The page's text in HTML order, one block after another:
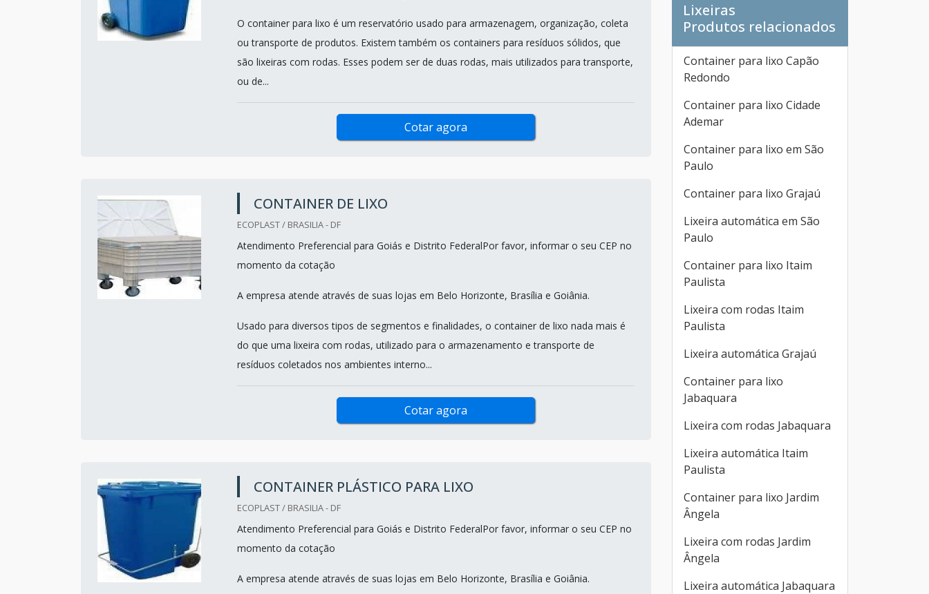
O container para lixo é um reservatório usado para armazenagem, organização, coleta
ou transporte de produtos. Existem também os containers para resíduos sólidos, que
são lixeiras com rodas. Esses podem ser de duas rodas, mais utilizados para transporte,
ou de...
Cotar agora
CONTAINER DE LIXO
ECOPLAST / BRASILIA - DF
Atendimento Preferencial para Goiás e Distrito FederalPor favor, informar o seu CEP no
momento da cotação
A empresa atende através de suas lojas em Belo Horizonte, Brasília e Goiânia.
Usado para diversos tipos de segmentos e finalidades, o container de lixo nada mais é
do que uma lixeira com rodas, utilizado para o armazenamento e transporte de
resíduos coletados nos ambientes interno...
Cotar agora
CONTAINER PLÁSTICO PARA LIXO
ECOPLAST / BRASILIA - DF
Atendimento Preferencial para Goiás e Distrito FederalPor favor, informar o seu CEP no
momento da cotação
A empresa atende através de suas lojas em Belo Horizonte, Brasília e Goiânia.
Lixeiras
Produtos relacionados
Container para lixo Capão
Redondo
Container para lixo Cidade
Ademar
Container para lixo em São
Paulo
Container para lixo Grajaú
Lixeira automática em São
Paulo
Container para lixo Itaim
Paulista
Lixeira com rodas Itaim
Paulista
Lixeira automática Grajaú
Container para lixo
Jabaquara
Lixeira com rodas Jabaquara
Lixeira automática Itaim
Paulista
Container para lixo Jardim
Ângela
Lixeira com rodas Jardim
Ângela
Lixeira automática Jabaquara